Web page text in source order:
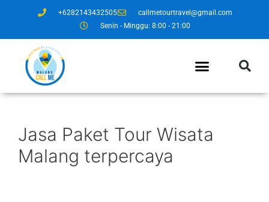
+6282143432505
callmetourtravel@gmail.com
Senin - Minggu: 8:00 - 21:00
Jasa Paket Tour Wisata
Malang terpercaya